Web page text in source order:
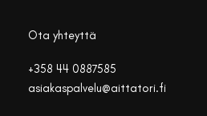
Ota yhteyttä
+358 44 0887585
asiakaspalvelu@aittatori.fi